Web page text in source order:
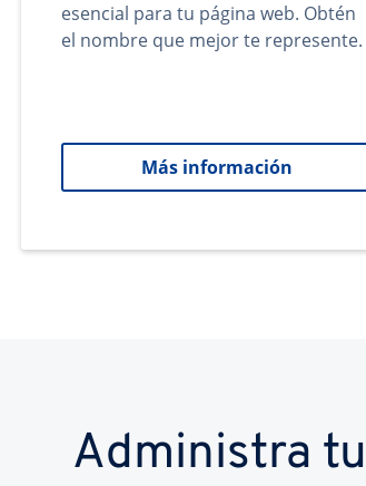
esencial para tu página web. Obtén
el nombre que mejor te represente.
Más información
Administra